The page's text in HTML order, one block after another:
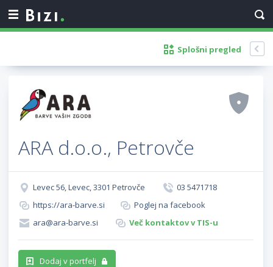
Splošni pregled
ARA d.o.o., Petrovče
Levec 56, Levec, 3301 Petrovče
03 5471718
https://ara-barve.si
Poglej na facebook
ara@ara-barve.si
Več kontaktov v TIS-u
Dodaj v portfelj